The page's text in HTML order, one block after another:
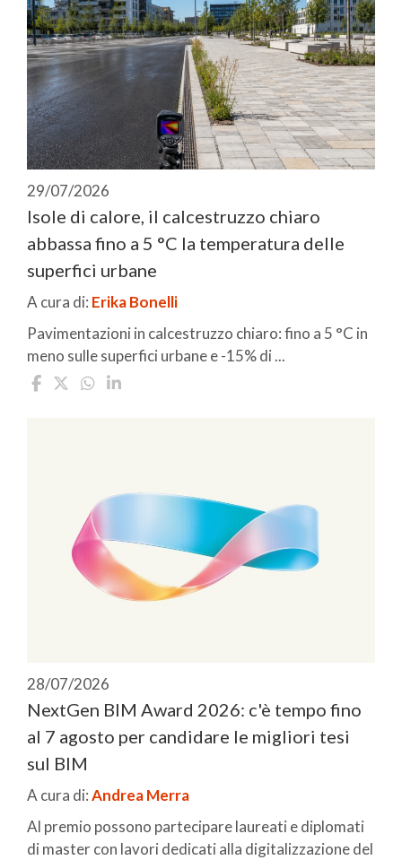
29/07/2026
Isole di calore, il calcestruzzo chiaro
abbassa fino a 5 °C la temperatura delle
superfici urbane
A cura di: Erika Bonelli
Pavimentazioni in calcestruzzo chiaro: fino a 5 °C in
meno sulle superfici urbane e -15% di ...
28/07/2026
NextGen BIM Award 2026: c'è tempo fino
al 7 agosto per candidare le migliori tesi
sul BIM
A cura di:Andrea Merra
Al premio possono partecipare laureati e diplomati
di master con lavori dedicati alla digitalizzazione del